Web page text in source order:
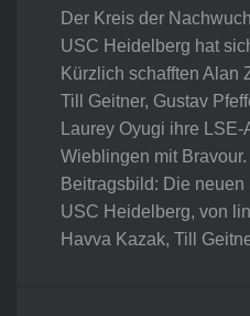
Der Kreis der
USC Heidelberg hat
Kürzlich schafften Alan
Till Geitner, Gustav
Laurey Oyugi ihre
Wieblingen mit
Beitragsbild: Die
USC Heidelberg, von
Havva Kazak, Till